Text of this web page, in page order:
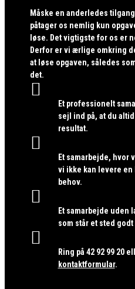
Måske en anderledes
påtager os nemlig kun
løse. Det vigtigste for os er
Derfor er vi ærlige omkring
at løse opgaven, således
det.

Et professionelt
sejl ind på, at du
resultat.

Et samarbejde, hvor
vi ikke kan levere
behov.

Et samarbejde uden
som står et sted

Ring på 42 92 99 20
kontaktformular.